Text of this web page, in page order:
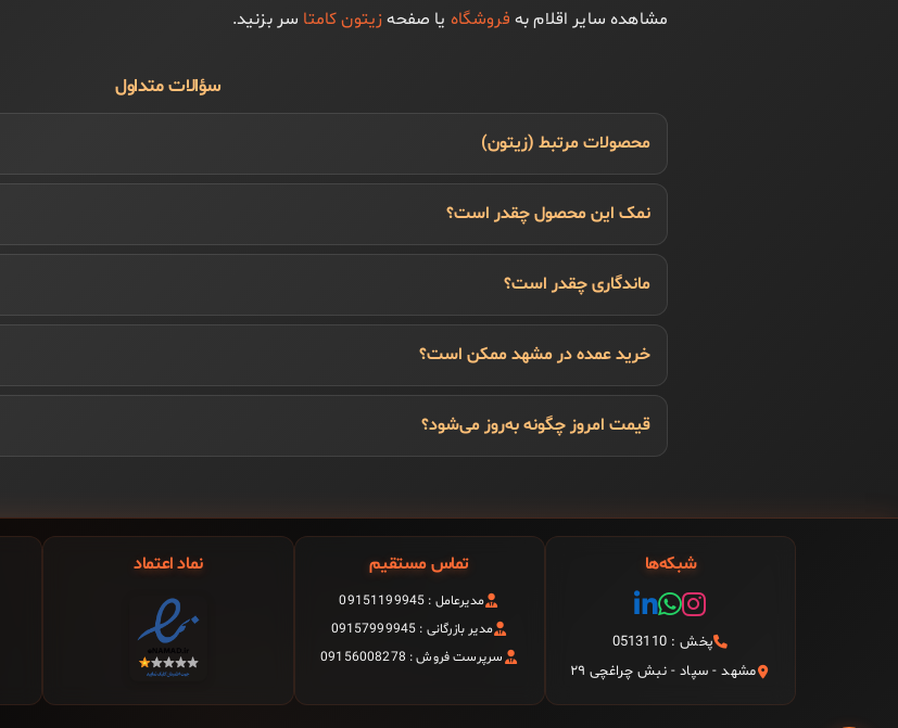
مشاهده سایر اقلام به فروشگاه یا صفحهزیتون کامتا سر بزنید.
سؤالات متداول
محصولات مرتبط (زیتون)
نمک این محصول چقدر است؟
ماندگاری چقدر است؟
خرید عمده در مشهد ممکن است؟
قیمت امروز چگونه به‌روز می‌شود؟
شبکه‌ها
پخش : 0513110
مشهد - سپاد - نبش چراغچی ۲۹
تماس مستقیم
مدیرعامل : 09151199945
مدیر بازرگانی : 09157999945
سرپرست فروش : 09156008278
نماد اعتماد